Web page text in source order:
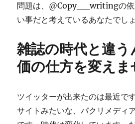
問題は、@Copy__writingの依
い事だと考えているあなたでしょ
雑誌の時代と違
価の仕方を変えま
ツイッターが出来たのは最近で
サイトみたいな、パクリメディ